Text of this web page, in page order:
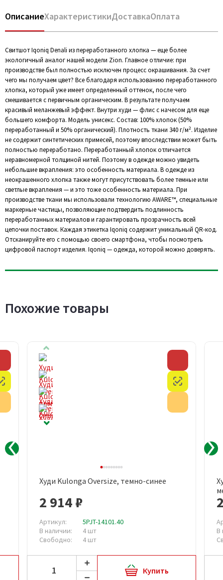
ОписаниеХарактеристикиДоставкаОплата
Свитшот Iqoniq Denali из переработанного хлопка — еще более
экологичный аналог нашей модели Zion. Главное отличие: при
производстве был полностью исключен процесс окрашивания. За счет
чего мы получаем цвет? Все благодаря использованию переработанного
хлопка, который уже имеет определенный оттенок, после чего
смешивается с первичным органическим. В результате получаем
красивый меланжевый эффект. Внутри худи — флис с начесом для еще
большего комфорта. Модель унисекс. Состав: 100% хлопок (50%
переработанный и 50% органический). Плотность ткани 340 г/м². Изделие
не содержит синтетических примесей, поэтому впоследствии может быть
полностью переработано. Переработанный хлопок отличается
неравномерной толщиной нитей. Поэтому в одежде можно увидеть
небольшие вкрапления: это особенность материала. В одежде из
неокрашенного хлопка также могут присутствовать более темные или
светлые вкрапления — и это тоже особенность материала. При
производстве ткани мы использовали технологию AWARE™, специальные
маркерные частицы, позволяющие подтвердить подлинность
переработанных материалов и гарантировать прозрачность всей
цепочки поставок. Каждая этикетка Iqoniq содержит уникальный QR-код.
Отсканируйте его с помощью своего смартфона, чтобы посмотреть
цифровой паспорт изделия. Iqoniq — одежда, которой можно доверять.
Похожие товары
Честный знак
Худи Kulonga Oversize, темно-синее
2 914 ₽
Артикул:
5PJT-14101.40
В наличии:
4 шт
Свободно:
4 шт
Купить
В